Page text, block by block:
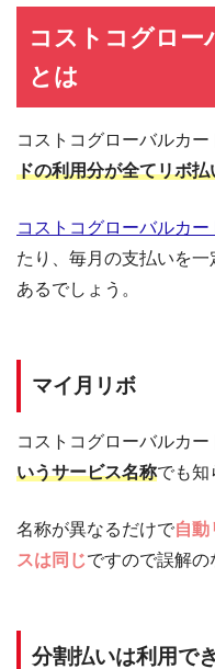
コストコグロー
とは
コストコグローバルカ
ドの利用分が全てリボ
コストコグローバルカー
たり、毎月の支払いを
あるでしょう。
マイ月リボ
コストコグローバルカ
いうサービス名称でも知
名称が異なるだけで自動
スは同じですので誤解の
分割払いは利用で